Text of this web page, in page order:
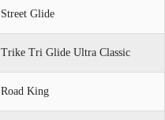
Street Glide
Trike Tri Glide Ultra Classic
Road King